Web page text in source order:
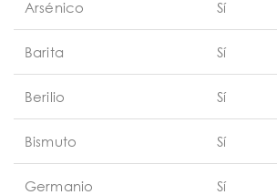
Arsénico Sí
Barita Sí
Berilio Sí
Bismuto Sí
Germanio Sí